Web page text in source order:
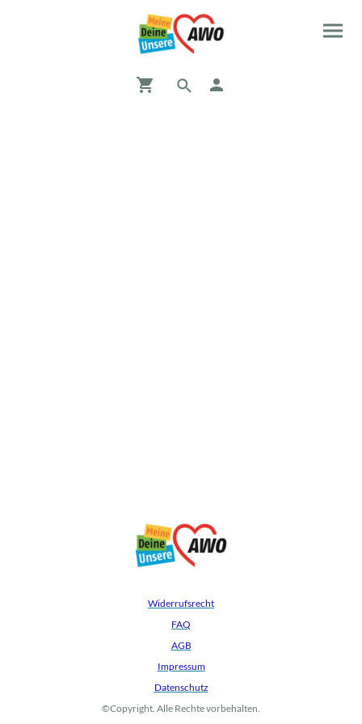
Widerrufsrecht
FAQ
AGB
Impressum
Datenschutz
©Copyright. Alle Rechte vorbehalten.